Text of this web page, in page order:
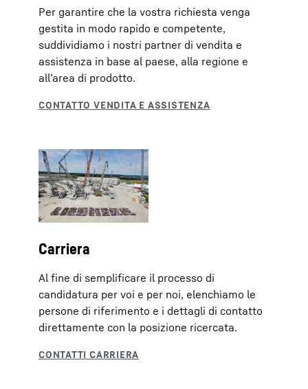
Per garantire che la vostra richiesta venga
gestita in modo rapido e competente,
suddividiamo i nostri partner di vendita e
assistenza in base al paese, alla regione e
all’area di prodotto.
Carriera
Al fine di semplificare il processo di
candidatura per voi e per noi, elenchiamo le
persone di riferimento e i dettagli di contatto
direttamente con la posizione ricercata.